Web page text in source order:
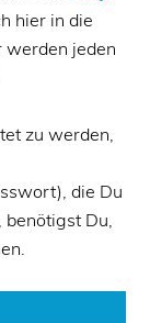
hier in die
werden jeden
zu werden,
die Du
Du,